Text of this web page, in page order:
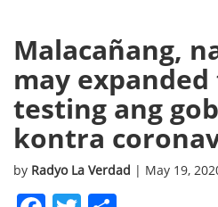
Malacañang,
may
testing ang
kontra
by Radyo La Verdad | May 19,